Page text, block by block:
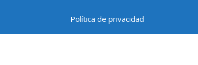
Política de privacidad